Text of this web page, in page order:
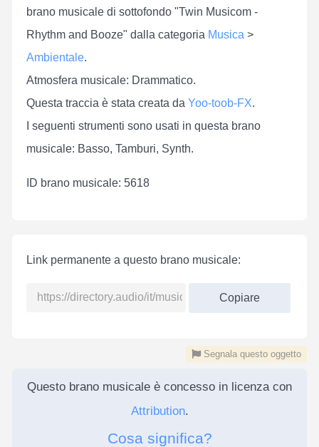
brano musicale di sottofondo "Twin Musicom -
Rhythm and Booze" dalla categoria Musica >
Ambientale.
Atmosfera musicale: Drammatico.
Questa traccia è stata creata da Yoo-toob-FX.
I seguenti strumenti sono usati in questa brano
musicale: Basso, Tamburi, Synth.
ID brano musicale: 5618
Link permanente a questo brano musicale:
Copiare
Segnala questo oggetto
Questo brano musicale è concesso in licenza con
Attribution.
Cosa significa?